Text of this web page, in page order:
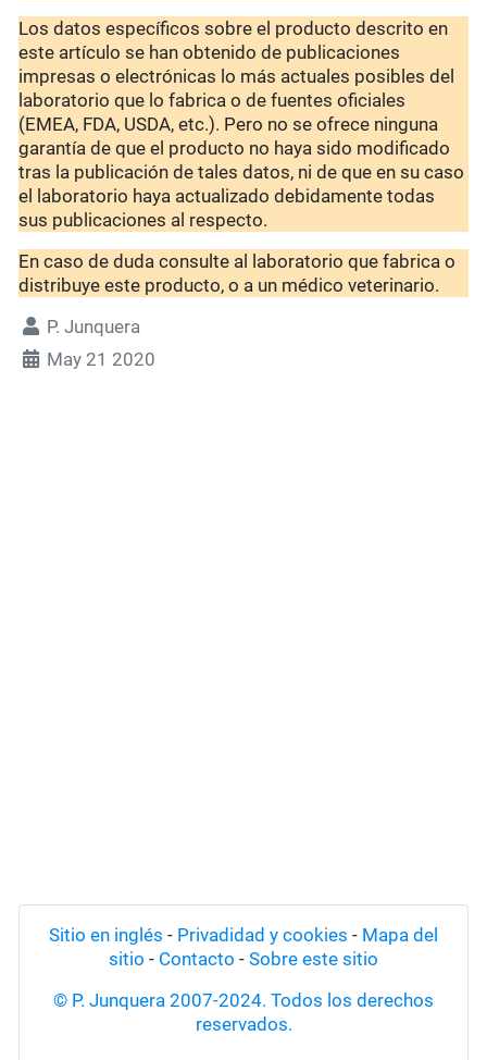
Los datos específicos sobre el producto descrito en
este artículo se han obtenido de publicaciones
impresas o electrónicas lo más actuales posibles del
laboratorio que lo fabrica o de fuentes oficiales
(EMEA, FDA, USDA, etc.). Pero no se ofrece ninguna
garantía de que el producto no haya sido modificado
tras la publicación de tales datos, ni de que en su caso
el laboratorio haya actualizado debidamente todas
sus publicaciones al respecto.
En caso de duda consulte al laboratorio que fabrica o
distribuye este producto, o a un médico veterinario.
P. Junquera
May 21 2020
Sitio en inglés - Privadidad y cookies - Mapa del
sitio - Contacto - Sobre este sitio
© P. Junquera 2007-2024. Todos los derechos
reservados.